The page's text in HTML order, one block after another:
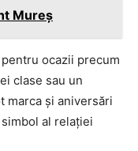
Mureș
ocazii precum
clase sau un
marca și aniversări
al relației